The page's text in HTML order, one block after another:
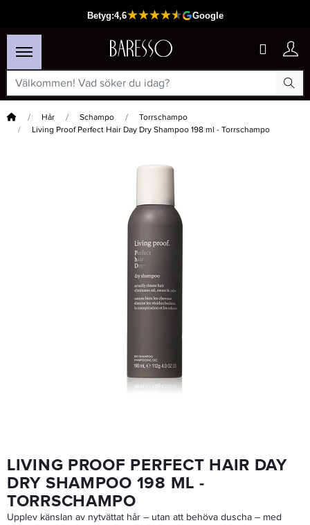
Hem Hår Schampo
Torrschampo
Living Proof Perfect Hair Day Dry Shampoo 198 ml - Torrschampo
379 kr 303,20 kr
LIVING PROOF PERFECT HAIR DAY
DRY SHAMPOO 198 ML -
TORRSCHAMPO
Upplev känslan av nytvättat hår – utan att behöva duscha – med